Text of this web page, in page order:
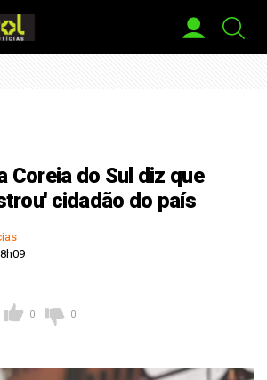
Coreia do Sul diz que
cidadão do país
0 0